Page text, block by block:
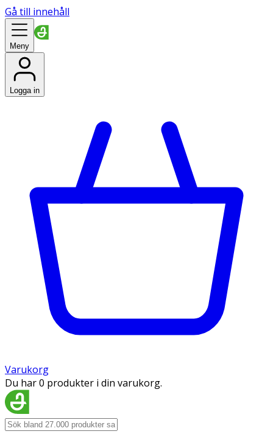
Gå till innehåll
Meny
Logga in
Varukorg
Du har 0 produkter i din varukorg.